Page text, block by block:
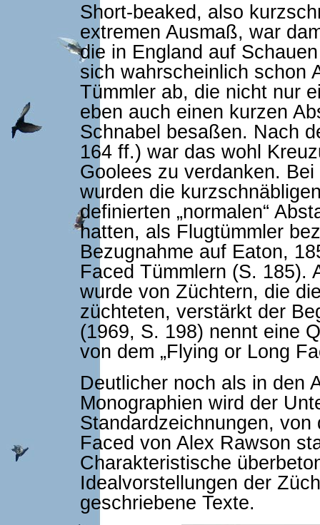
Short-beaked, also
extremen Ausmaß, war
die in England auf
sich wahrscheinlich schon
Tümmler ab, die nicht nur
eben auch einen kurzen
Schnabel besaßen. Nach
164 ff.) war das wohl
Goolees zu verdanken.
wurden die
definierten „normalen“
hatten, als Flugtümmler
Bezugnahme auf Eaton,
Faced Tümmlern (S. 185).
wurde von Züchtern, die
züchteten, verstärkt der
(1969, S. 198) nennt eine
von dem „Flying or Long
Deutlicher noch als in den
Monographien wird der
Standardzeichnungen,
Faced von Alex Rawson
Charakteristische
Idealvorstellungen der
geschriebene Texte.